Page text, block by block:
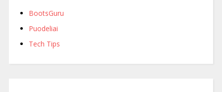
BootsGuru
Puodeliai
Tech Tips